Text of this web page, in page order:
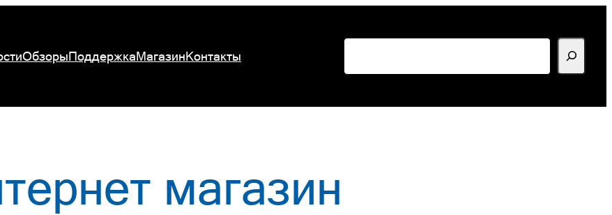
ОбзорыПоддержкаМагазинКонтакты
магазин